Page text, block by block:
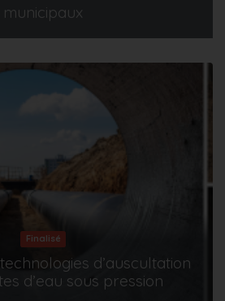
municipaux
Finalisé
d’auscultation
d’eau sous pression